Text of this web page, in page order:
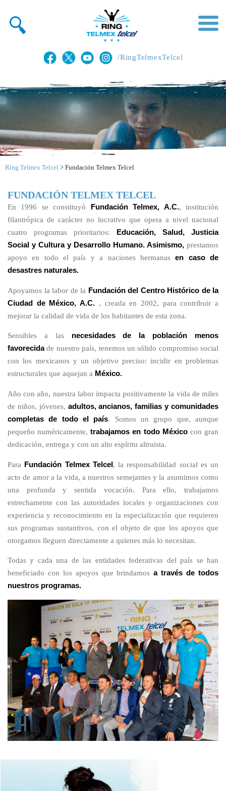
/RingTelmexTelcel
Ring Telmex Telcel > Fundación Telmex Telcel
FUNDACIÓN TELMEX TELCEL
En 1996 se constituyó Fundación Telmex, A.C., institución
filantrópica de carácter no lucrativo que opera a nivel nacional
cuatro programas prioritarios:
Educación, Salud, Justicia
Social y Cultura y Desarrollo Humano. Asimismo, prestamos
apoyo en todo el país y a naciones hermanasen caso de
desastres naturales.
Apoyamos la labor de la Fundación del Centro Histórico de la
Ciudad de México, A.C. , creada en 2002, para contribuir a
mejorar la calidad de vida de los habitantes de esta zona.
Sensibles a las necesidades de la población menos
favorecidade nuestro país, tenemos un sólido compromiso social
con los mexicanos y un objetivo preciso: incidir en problemas
estructurales que aquejan a México.
Año con año, nuestra labor impacta positivamente la vida de miles
de niños, jóvenes, adultos, ancianos, familias y comunidades
completas de todo el país. Somos un grupo que, aunque
pequeño numéricamente,trabajamos en todo Méxicocon gran
dedicación, entrega y con un alto espíritu altruista.
Para Fundación Telmex Telcel , la responsabilidad social es un
acto de amor a la vida, a nuestros semejantes y la asumimos como
una profunda y sentida vocación. Para ello, trabajamos
estrechamente con las autoridades locales y organizaciones con
experiencia y reconocimiento en la especialización que requieren
sus programas sustantivos, con el objeto de que los apoyos que
otorgamos lleguen directamente a quienes más lo necesitan.
Todas y cada una de las entidades federativas del país se han
beneficiado con los apoyos que brindamosa través de todos
nuestros programas.